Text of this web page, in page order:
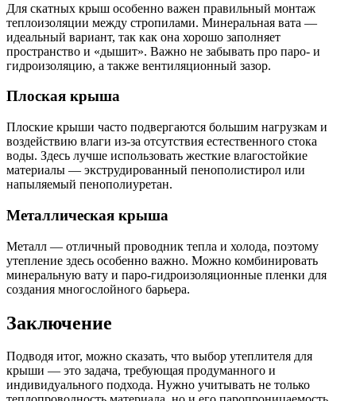
Для скатных крыш особенно важен правильный монтаж
теплоизоляции между стропилами. Минеральная вата —
идеальный вариант, так как она хорошо заполняет
пространство и «дышит». Важно не забывать про паро- и
гидроизоляцию, а также вентиляционный зазор.
Плоская крыша
Плоские крыши часто подвергаются большим нагрузкам и
воздействию влаги из-за отсутствия естественного стока
воды. Здесь лучше использовать жесткие влагостойкие
материалы — экструдированный пенополистирол или
напыляемый пенополиуретан.
Металлическая крыша
Металл — отличный проводник тепла и холода, поэтому
утепление здесь особенно важно. Можно комбинировать
минеральную вату и паро-гидроизоляционные пленки для
создания многослойного барьера.
Заключение
Подводя итог, можно сказать, что выбор утеплителя для
крыши — это задача, требующая продуманного и
индивидуального подхода. Нужно учитывать не только